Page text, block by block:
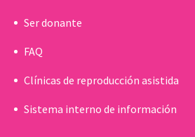
Ser donante
FAQ
Clínicas de reproducción asistida
Sistema interno de información